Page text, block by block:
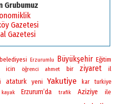
Grubumuz
Gazetesi
Gazetesi
belediyesi Erzurumlu Büyükşehir Eğitim
icin öğrenci ahmet bir ziyaret il
ataturk yeni Yakutiye kar turkiye
kayak Erzurum’da trafik Aziziye ile